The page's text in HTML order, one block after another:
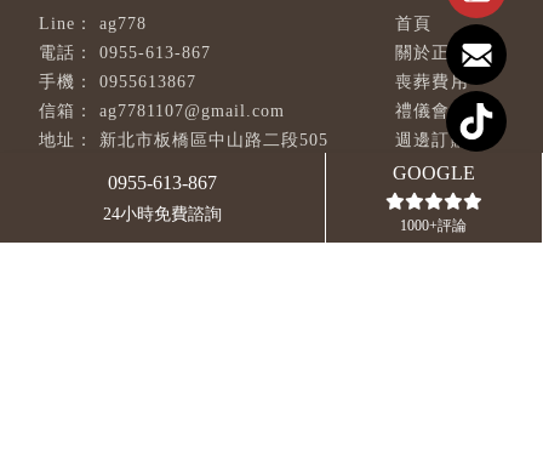
回首頁 電話
ag778
0955-613-867
0955613867
ag7781107@gmail.com
新北市板橋區中山路二段505
1950 全國消費者服務專線
首頁
關於正安
喪葬費用
禮儀會場
週邊訂購
禮儀專欄
聯絡我們
0955-613-867
24小時免費諮詢
GOOGLE
1000+評論